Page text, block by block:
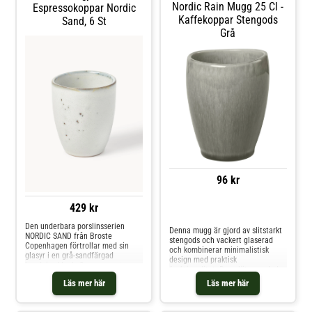
Espressokoppar Nordic
Sand, 6 St
429 kr
Läs mer här
Den underbara porslinsserien
NORDIC SAND från Broste
Copenhagen förtrollar med sin
glasyr i en grå-sandfärgad
antyder är den handapplicerade
glasyren inspirerad av
Skandinaviens milda sandstränder.
Nordic Rain Mugg 25 Cl -
Kaffekoppar Stengods
Grå
96 kr
Läs mer här
Denna mugg är gjord av slitstarkt
stengods och vackert glaserad
och kombinerar minimalistisk
design med praktisk
funktionalitet. Den släta, rundade
formen ligger bekvämt i handen
och kapaciteten på 25 cl gör den
perfekt för dina varma